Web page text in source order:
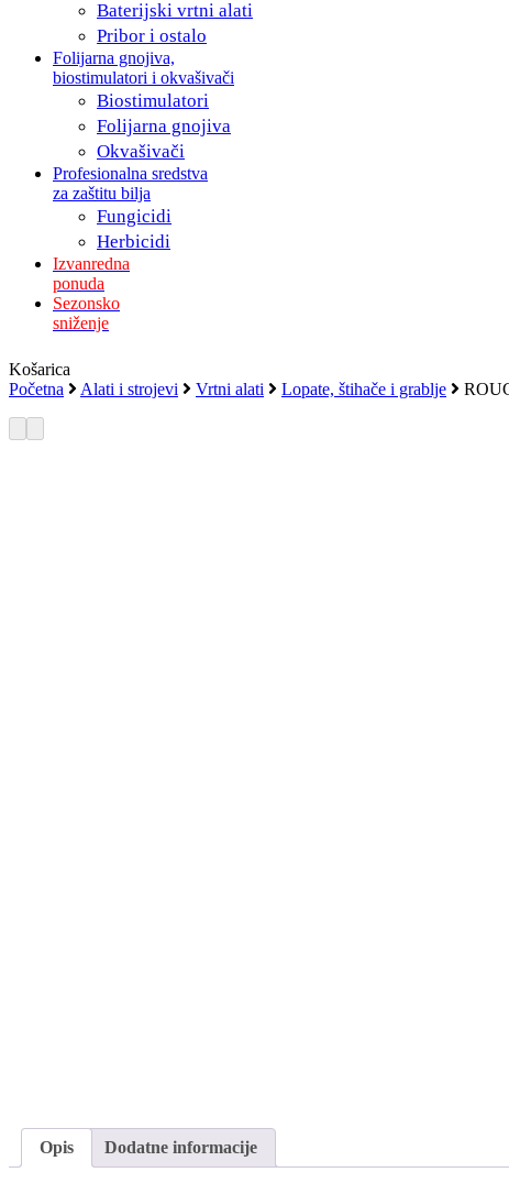
Baterijski vrtni alati
Pribor i ostalo
Folijarna gnojiva,
biostimulatori i okvašivači
Biostimulatori
Folijarna gnojiva
Okvašivači
Profesionalna sredstva
za zaštitu bilja
Fungicidi
Herbicidi
Izvanredna
ponuda
Sezonsko
sniženje
Košarica
košaricu
Početna Alati i strojevi Vrtni alati Lopate, štihače i grablje
Opis Dodatne informacije